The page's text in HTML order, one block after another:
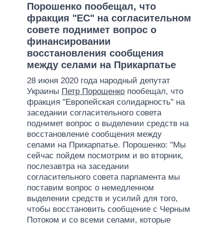
Порошенко пообещал, что
фракция "ЕС" на согласительном
совете поднимет вопрос о
финансировании
восстановления сообщения
между селами на Прикарпатье
28 июня 2020 года народный депутат
Украины Петр Порошенко пообещал, что
фракция "Европейская солидарность" на
заседании согласительного совета
поднимет вопрос о выделении средств на
восстановление сообщения между
селами на Прикарпатье. Порошенко: "Мы
сейчас пойдем посмотрим и во вторник,
послезавтра на заседании
согласительного совета парламента мы
поставим вопрос о немедленном
выделении средств и усилий для того,
чтобы восстановить сообщение с Черным
Потоком и со всеми селами, которые